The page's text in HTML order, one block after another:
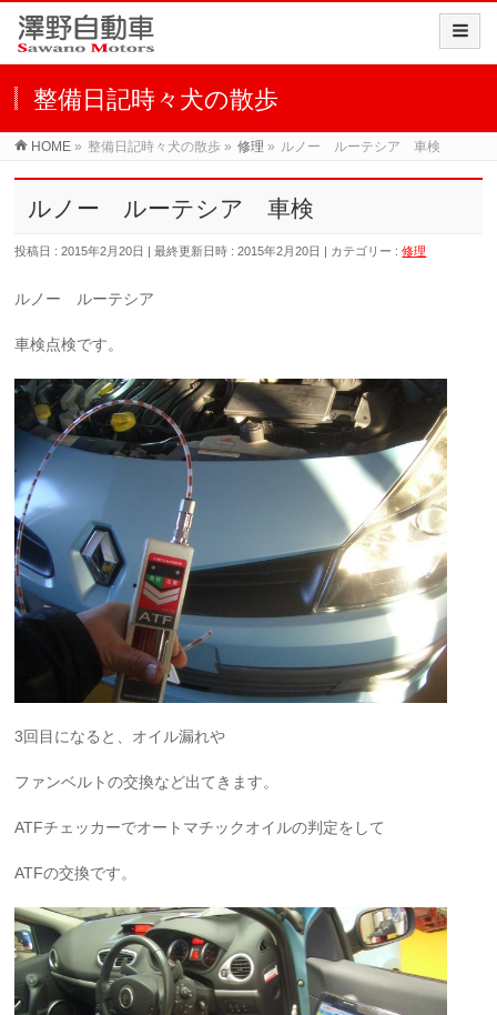
整備日記時々犬の散歩
HOME » 整備日記時々犬の散歩 » 修理 » ルノー ルーテシア 車検
ルノー ルーテシア 車検
投稿日 : 2015年2月20日 最終更新日時 : 2015年2月20日 カテゴリー :修理
ルノー ルーテシア
車検点検です。
3回目になると、オイル漏れや
ファンベルトの交換など出てきます。
ATFチェッカーでオートマチックオイルの判定をして
ATFの交換です。